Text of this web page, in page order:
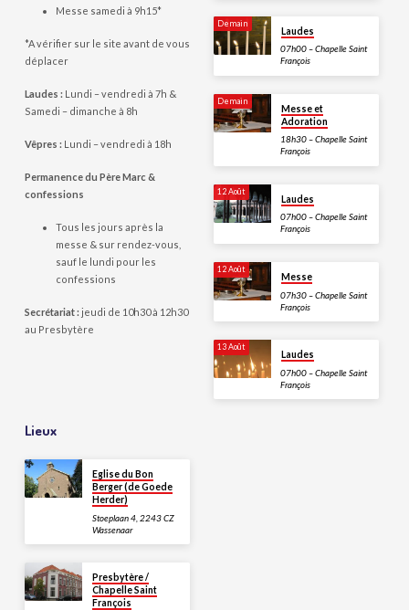
Messe samedi à 9h15*
*A vérifier sur le site avant de vous
déplacer
Laudes : Lundi – vendredi à 7h &
Samedi – dimanche à 8h
Vêpres : Lundi – vendredi à 18h
Permanence du Père Marc &
confessions
Tous les jours après la
messe & sur rendez-vous,
sauf le lundi pour les
confessions
Secrétariat : jeudi de 10h30 à 12h30
au Presbytère
Demain
Laudes
07h00 – Chapelle Saint
François
Demain
Messe et
Adoration
18h30 – Chapelle Saint
François
12 Août
Laudes
07h00 – Chapelle Saint
François
12 Août
Messe
07h30 – Chapelle Saint
François
13 Août
Laudes
07h00 – Chapelle Saint
François
Lieux
Eglise du Bon
Berger (de Goede
Herder)
Stoeplaan 4, 2243 CZ
Wassenaar
Presbytère /
Chapelle Saint
François